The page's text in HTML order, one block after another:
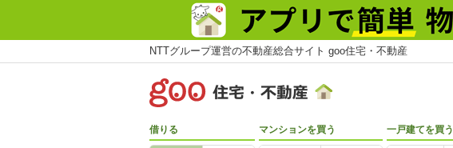
NTTグループ運営の不動産総合サイト goo住宅・不動産
借りる マンションを買う 一戸建てを買う